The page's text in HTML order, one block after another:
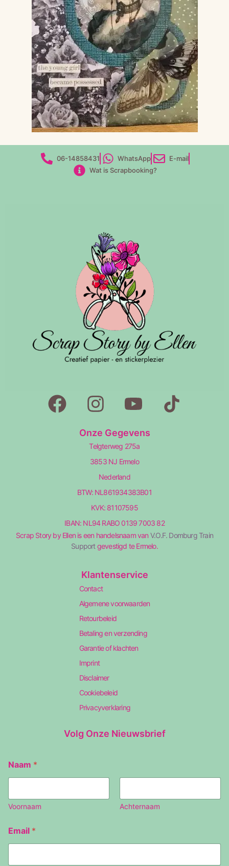
06-14858431 WhatsApp
E-mail
Wat is Scrapbooking?
Onze Gegevens
Telgterweg 275a
3853 NJ Ermelo
Nederland
BTW: NL861934383B01
KVK: 81107595
IBAN: NL94 RABO 0139 7003 82
Scrap Story by Ellen is een handelsnaam van V.O.F. Domburg Train
Supportgevestigd te Ermelo.
Klantenservice
Contact
Algemene voorwaarden
Retourbeleid
Betaling en verzending
Garantie of klachten
Imprint
Disclaimer
Cookiebeleid
Privacyverklaring
Volg Onze Nieuwsbrief
Naam *
Voornaam Achternaam
a
a
E
Email *